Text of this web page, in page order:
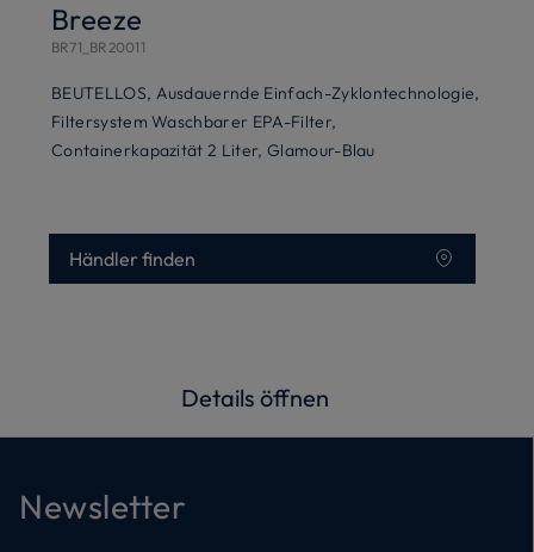
Breeze
BR71_BR20011
BEUTELLOS, Ausdauernde Einfach-Zyklontechnologie,
Filtersystem Waschbarer EPA-Filter,
Containerkapazität 2 Liter, Glamour-Blau
Händler finden
Details öffnen
Newsletter